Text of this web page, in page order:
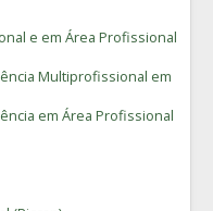
e em Área Profissional
Multiprofissional em
em Área Profissional